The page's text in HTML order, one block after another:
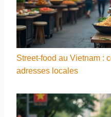
Street-food au Vietnam :
adresses locales